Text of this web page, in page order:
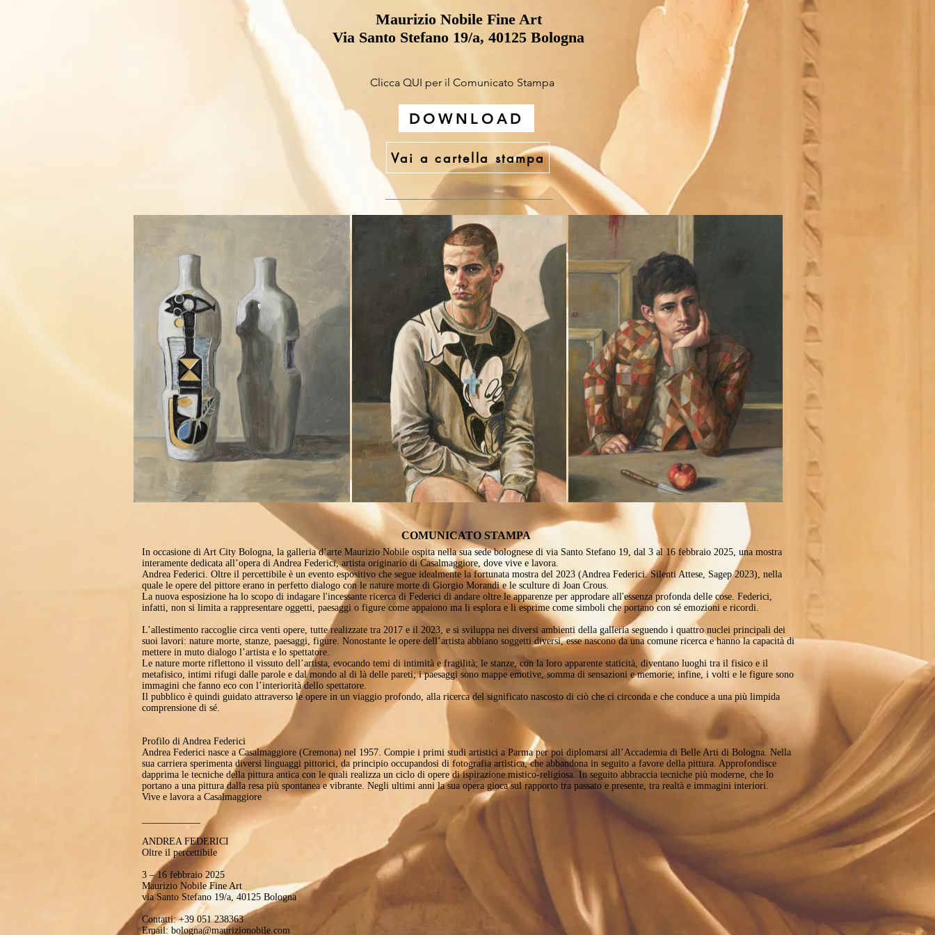
Maurizio Nobile Fine Art
Via Santo Stefano 19/a, 40125 Bologna
Clicca QUI per il Comunicato Stampa
DOWNLOAD
Vai a cartella stampa
COMUNICATO STAMPA
In occasione di Art City Bologna, la galleria d’arte Maurizio Nobile ospita nella sua sede bolognese di via Santo Stefano 19, dal 3 al 16 febbraio 2025, una mostra
interamente dedicata all’opera di Andrea Federici, artista originario di Casalmaggiore, dove vive e lavora.
Andrea Federici. Oltre il percettibile è un evento espositivo che segue idealmente la fortunata mostra del 2023 (Andrea Federici. Silenti Attese, Sagep 2023), nella
quale le opere del pittore erano in perfetto dialogo con le nature morte di Giorgio Morandi e le sculture di Joan Crous.
La nuova esposizione ha lo scopo di indagare l'incessante ricerca di Federici di andare oltre le apparenze per approdare all'essenza profonda delle cose. Federici,
infatti, non si limita a rappresentare oggetti, paesaggi o figure come appaiono ma li esplora e li esprime come simboli che portano con sé emozioni e ricordi.
L’allestimento raccoglie circa venti opere, tutte realizzate tra 2017 e il 2023, e si sviluppa nei diversi ambienti della galleria seguendo i quattro nuclei principali dei
suoi lavori: nature morte, stanze, paesaggi, figure. Nonostante le opere dell’artista abbiano soggetti diversi, esse nascono da una comune ricerca e hanno la capacità di
mettere in muto dialogo l’artista e lo spettatore.
Le nature morte riflettono il vissuto dell’artista, evocando temi di intimità e fragilità; le stanze, con la loro apparente staticità, diventano luoghi tra il fisico e il
metafisico, intimi rifugi dalle parole e dal mondo al di là delle pareti; i paesaggi sono mappe emotive, somma di sensazioni e memorie; infine, i volti e le figure sono
immagini che fanno eco con l’interiorità dello spettatore.
Il pubblico è quindi guidato attraverso le opere in un viaggio profondo, alla ricerca del significato nascosto di ciò che ci circonda e che conduce a una più limpida
comprensione di sé.
Profilo di Andrea Federici
Andrea Federici nasce a Casalmaggiore (Cremona) nel 1957. Compie i primi studi artistici a Parma per poi diplomarsi all’Accademia di Belle Arti di Bologna. Nella
sua carriera sperimenta diversi linguaggi pittorici, da principio occupandosi di fotografia artistica, che abbandona in seguito a favore della pittura. Approfondisce
dapprima le tecniche della pittura antica con le quali realizza un ciclo di opere di ispirazione mistico-religiosa. In seguito abbraccia tecniche più moderne, che lo
portano a una pittura dalla resa più spontanea e vibrante. Negli ultimi anni la sua opera gioca sul rapporto tra passato e presente, tra realtà e immagini interiori.
Vive e lavora a Casalmaggiore
ANDREA FEDERICI
Oltre il percettibile
3 – 16 febbraio 2025
Maurizio Nobile Fine Art
via Santo Stefano 19/a, 40125 Bologna
Contatti: +39 051 238363
Email: bologna@maurizionobile.com